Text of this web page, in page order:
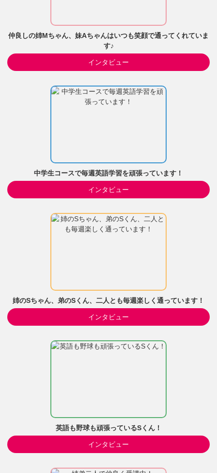
仲良しの姉Mちゃん、妹Aちゃんはいつも笑顔で通ってくれていま
す♪
インタビュー
中学生コースで毎週英語学習を頑張っています！
インタビュー
姉のSちゃん、弟のSくん、二人とも毎週楽しく通っています！
インタビュー
英語も野球も頑張っているSくん！
インタビュー